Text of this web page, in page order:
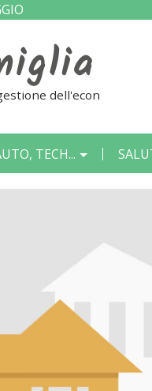
dell'econom
TECH...